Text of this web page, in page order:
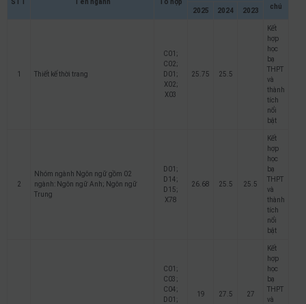
STT Tên ngành Tổ hợp
chú
2025 2024 2023
1 Thiết kế thời trang
C01;
C02;
D01;
X02;
X03
25.75 25.5
Kết
hợp
học
bạ
THPT
và
thành
tích
nổi
bật
2
Nhóm ngành Ngôn ngữ gồm 02
ngành: Ngôn ngữ Anh; Ngôn ngữ
Trung
D01;
D14;
D15;
X78
26.68 25.5 25.5
Kết
hợp
học
bạ
THPT
và
thành
tích
nổi
bật
C01;
C03;
C04;
D01;
19 27.5 27
Kết
hợp
học
bạ
THPT
và